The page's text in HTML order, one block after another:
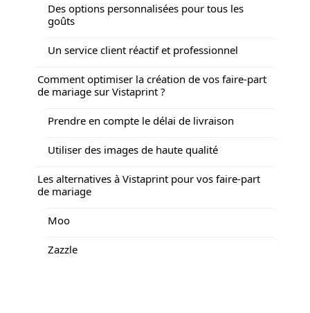
Des options personnalisées pour tous les
goûts
Un service client réactif et professionnel
Comment optimiser la création de vos faire-part
de mariage sur Vistaprint ?
Prendre en compte le délai de livraison
Utiliser des images de haute qualité
Les alternatives à Vistaprint pour vos faire-part
de mariage
Moo
Zazzle